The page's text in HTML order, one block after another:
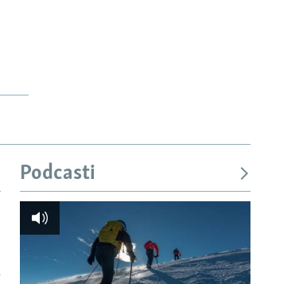
Podcasti